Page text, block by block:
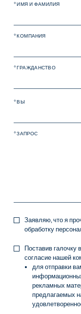
* ИМЯ И ФАМИЛИЯ
* КОМПАНИЯ
* ГРАЖДАНСТВО
* ВЫ
* ЗАПРОС
Заявляю, что я
обработку
Поставив
согласие нашей
для отправки
рекламных
предлагаемых